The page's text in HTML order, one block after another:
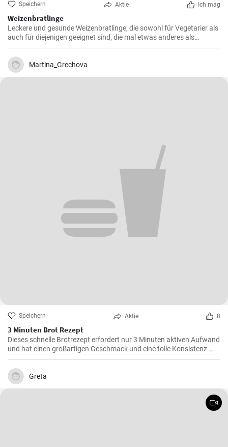
Speichern Aktie Ich mag
Weizenbratlinge
Leckere und gesunde Weizenbratlinge, die sowohl für Vegetarier als
auch für diejenigen geeignet sind, die mal etwas anderes als
normale Fleischbratlinge genießen möchten.
Martina_Grechova
Speichern Aktie 8
3 Minuten Brot Rezept
Dieses schnelle Brotrezept erfordert nur 3 Minuten aktiven Aufwand
und hat einen großartigen Geschmack und eine tolle Konsistenz.
Dieses Brot eignet sich perfekt für den täglichen Verzehr und ist
besonders praktisch, wenn die Zeit knapp ist.
Greta